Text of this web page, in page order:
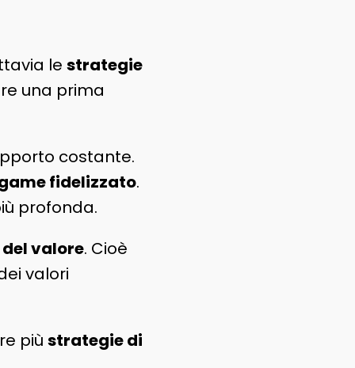
le strategie
una prima
costante.
fidelizzato.
profonda.
valore. Cioè
valori
più strategie di